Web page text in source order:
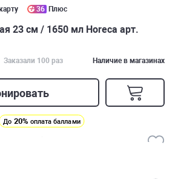
36 Плюс
23 см / 1650 мл Horeca арт.
Заказали 100 раз Наличие в магазинах
До 20% оплата баллами